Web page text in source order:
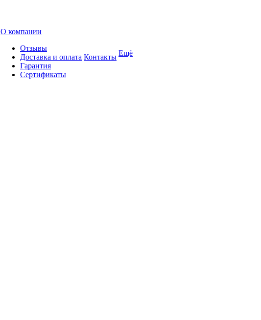
О компании
Отзывы
Доставка и оплата
Гарантия
Сертификаты
Контакты Ещё